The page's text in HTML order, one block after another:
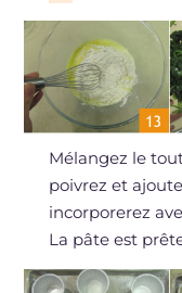
Mélangez le
poivrez et
incorporerez
La pâte est